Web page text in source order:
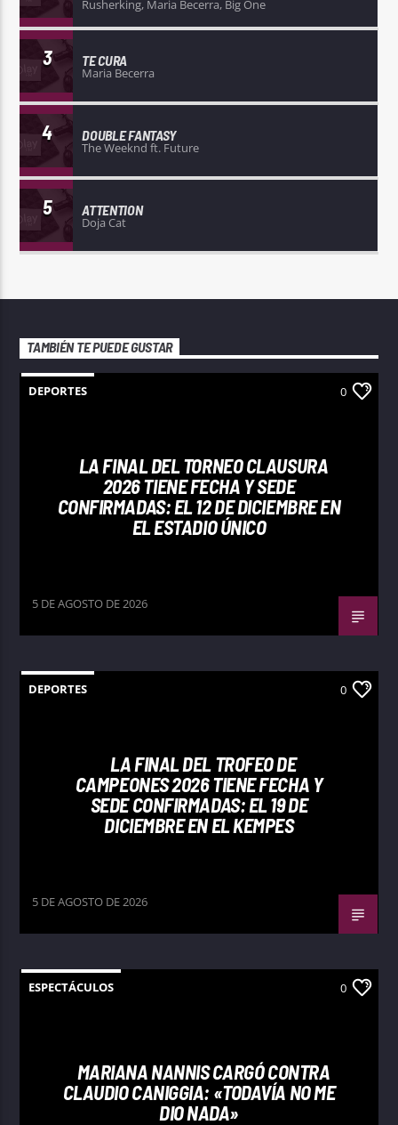
Rusherking, Maria Becerra, Big One
3 TE CURA
Maria Becerra
4 DOUBLE FANTASY
The Weeknd ft. Future
5 ATTENTION
Doja Cat
TAMBIÉN TE PUEDE GUSTAR
DEPORTES 0
LA FINAL DEL TORNEO CLAUSURA
2026 TIENE FECHA Y SEDE
CONFIRMADAS: EL 12 DE DICIEMBRE EN
EL ESTADIO ÚNICO
5 DE AGOSTO DE 2026
DEPORTES 0
LA FINAL DEL TROFEO DE
CAMPEONES 2026 TIENE FECHA Y
SEDE CONFIRMADAS: EL 19 DE
DICIEMBRE EN EL KEMPES
5 DE AGOSTO DE 2026
ESPECTÁCULOS 0
MARIANA NANNIS CARGÓ CONTRA
CLAUDIO CANIGGIA: «TODAVÍA NO ME
DIO NADA»